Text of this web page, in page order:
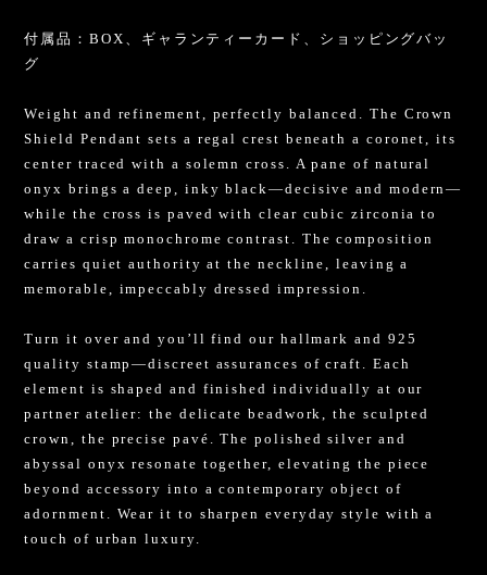
付属品：BOX、ギャランティーカード、ショッピングバッ
グ
Weight and refinement, perfectly balanced. The Crown
Shield Pendant sets a regal crest beneath a coronet, its
center traced with a solemn cross. A pane of natural
onyx brings a deep, inky black—decisive and modern—
while the cross is paved with clear cubic zirconia to
draw a crisp monochrome contrast. The composition
carries quiet authority at the neckline, leaving a
memorable, impeccably dressed impression.
Turn it over and you’ll find our hallmark and 925
quality stamp—discreet assurances of craft. Each
element is shaped and finished individually at our
partner atelier: the delicate beadwork, the sculpted
crown, the precise pavé. The polished silver and
abyssal onyx resonate together, elevating the piece
beyond accessory into a contemporary object of
adornment. Wear it to sharpen everyday style with a
touch of urban luxury.